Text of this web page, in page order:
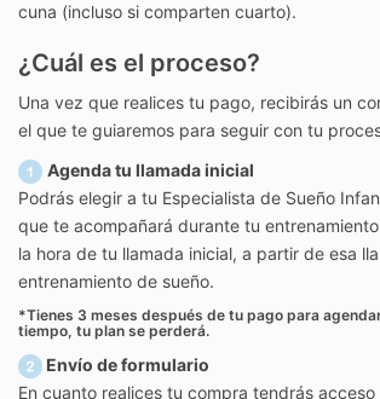
cuna (incluso si comparten cuarto).
¿Cuál es el proceso?
Una vez que realices tu pago, recibirás un
el que te guiaremos para seguir con tu
Agenda tu llamada inicial
Podrás elegir a tu Especialista de Sueño
que te acompañará durante tu
la hora de tu llamada inicial, a partir de esa
entrenamiento de sueño.
*Tienes 3 meses después de tu pago para
tiempo, tu plan se perderá.
Envío de formulario
En cuanto realices tu compra tendrás